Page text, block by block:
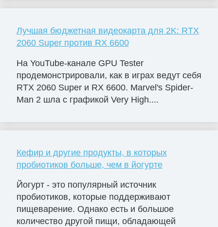
Лучшая бюджетная видеокарта для 2K: RTX
2060 Super против RX 6600
На YouTube-канале GPU Tester
продемонстрировали, как в играх ведут себя
RTX 2060 Super и RX 6600. Marvel's Spider-
Man 2 шла с графикой Very High....
Кефир и другие продукты, в которых
пробиотиков больше, чем в йогурте
Йогурт - это популярный источник
пробиотиков, которые поддерживают
пищеварение. Однако есть и большое
количество другой пищи, обладающей